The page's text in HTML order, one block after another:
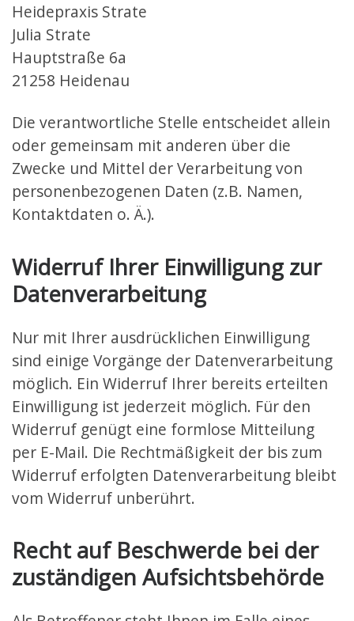
Heidepraxis Strate
Julia Strate
Hauptstraße 6a
21258 Heidenau
Die verantwortliche Stelle entscheidet allein
oder gemeinsam mit anderen über die
Zwecke und Mittel der Verarbeitung von
personenbezogenen Daten (z.B. Namen,
Kontaktdaten o. Ä.).
Widerruf Ihrer Einwilligung zur
Datenverarbeitung
Nur mit Ihrer ausdrücklichen Einwilligung
sind einige Vorgänge der Datenverarbeitung
möglich. Ein Widerruf Ihrer bereits erteilten
Einwilligung ist jederzeit möglich. Für den
Widerruf genügt eine formlose Mitteilung
per E-Mail. Die Rechtmäßigkeit der bis zum
Widerruf erfolgten Datenverarbeitung bleibt
vom Widerruf unberührt.
Recht auf Beschwerde bei der
zuständigen Aufsichtsbehörde